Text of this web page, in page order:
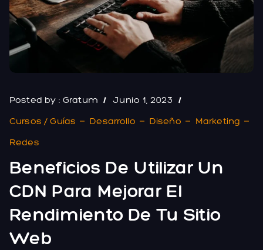
Posted by : Gratum
Junio 1, 2023
Cursos / Guías
Desarrollo Diseño
Marketing
Redes
Beneficios De Utilizar Un
CDN Para Mejorar El
Rendimiento De Tu Sitio
Web